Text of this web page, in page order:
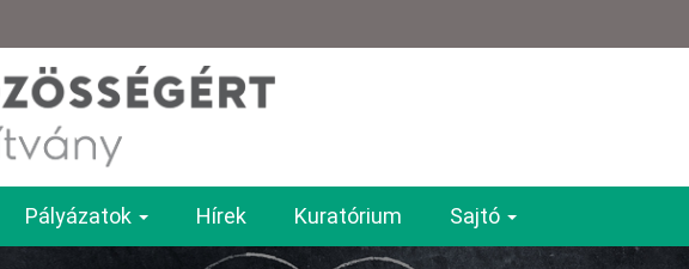
Pályázatok Hírek Kuratórium Sajtó